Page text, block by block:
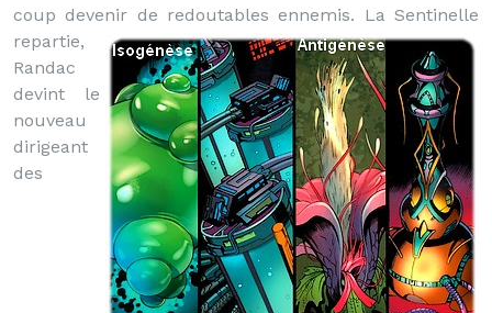
coup devenir de redoutables ennemis. La Sentinelle
repartie,
Randac
devint le
nouveau
dirigeant
des